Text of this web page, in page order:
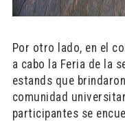
Por otro lado, en el
a cabo la Feria de la
estands que
comunidad
participantes se